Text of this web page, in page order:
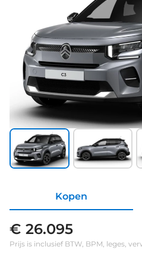
Kopen
€ 26.095
Prijs is inclusief BTW, BPM, leges,